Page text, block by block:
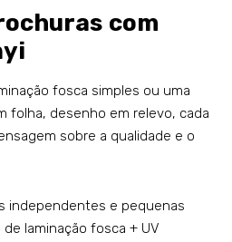
com
fosca simples ou uma
folha, desenho em relevo, cada
sobre a qualidade e o
independentes e pequenas
laminação fosca + UV